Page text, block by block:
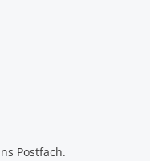
Postfach.